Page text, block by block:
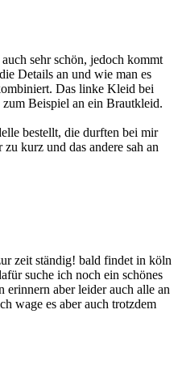
sehr schön, jedoch kommt
Details an und wie man es
Das linke Kleid bei
Beispiel an ein Brautkleid.
bestellt, die durften bei mir
kurz und das andere sah an
zeit ständig! bald findet in köln
suche ich noch ein schönes
aber leider auch alle an
wage es aber auch trotzdem